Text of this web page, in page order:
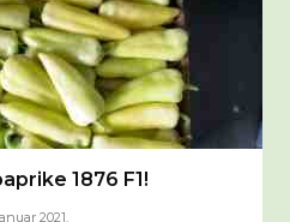
1876 F1!
2021.